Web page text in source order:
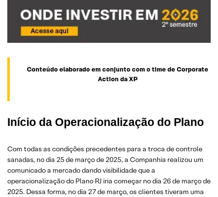
Conteúdo elaborado em conjunto com o time de Corporate
Action da XP
Início da Operacionalização do Plano
Com todas as condições precedentes para a troca de controle
sanadas, no dia 25 de março de 2025, a Companhia realizou um
comunicado a mercado dando visibilidade que a
operacionalização do Plano RJ iria começar no dia 26 de março de
2025. Dessa forma, no dia 27 de março, os clientes tiveram uma